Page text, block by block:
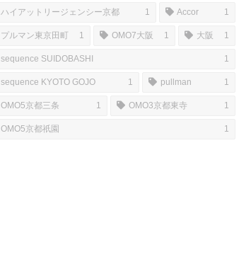
ハイアットリージェンシー京都 1 Accor 1
プルマン東京田町 1 OMO7大阪 1 大阪 1
sequence SUIDOBASHI 1
sequence KYOTO GOJO 1 pullman 1
OMO5京都三条 1 OMO3京都東寺 1
OMO5京都祇園 1